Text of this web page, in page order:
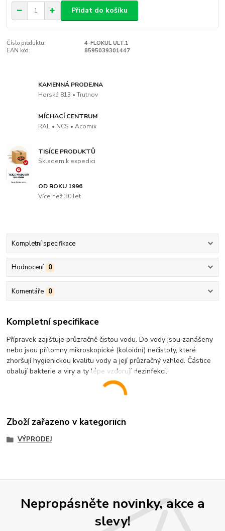
Přidat do košíku
Číslo produktu:
4-FLOKUL ULT.1
EAN kód:
8595039301447
KAMENNÁ PRODEJNA
Horská 813 • Trutnov
MÍCHACÍ CENTRUM
RAL • NCS • Acomix
TISÍCE PRODUKTŮ
Skladem k expedici
OD ROKU 1996
Více než 30 let
Kompletní specifikace
Hodnocení 0
Komentáře 0
Kompletní specifikace
Přípravek zajišťuje průzračně čistou vodu. Do vody jsou zanášeny
nebo jsou přítomny mikroskopické (koloidní) nečistoty, které
zhoršují hygienickou kvalitu vody a její průzračný vzhled. Částice
obalují bakterie a viry a ty lépe vzdorují dezinfekci.
Zboží zařazeno v kategoriích
VÝPRODEJ
Nepropásněte novinky, akce a
slevy!